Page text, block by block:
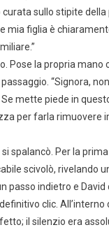
sullo stipite della
mia figlia è
Pose la propria mano
“Signora,
mette piede in
per farla rimuovere
si spalancò. Per la
scivolò, rivelando
passo indietro e
clic. All’interno
il silenzio era